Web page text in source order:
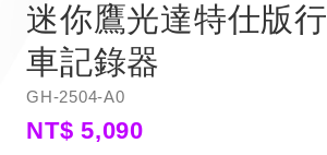
迷你鷹光達特仕版行
車記錄器
GH-2504-A0
NT$ 5,090